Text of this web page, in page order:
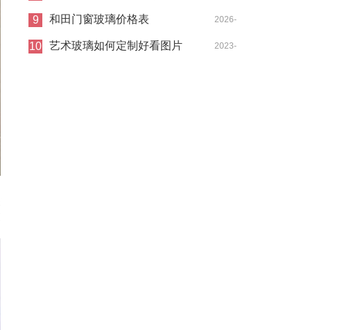
牌推荐知乎 05-30
9 和田门窗玻璃价格表 2026-
06-05
10 艺术玻璃如何定制好看图片 2023-